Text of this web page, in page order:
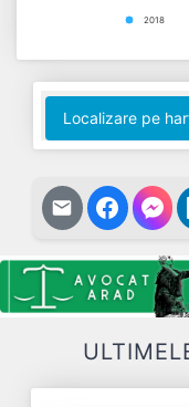
2018
End of interactive
Localizare pe